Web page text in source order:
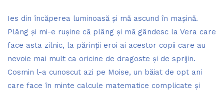
Ies din încăperea luminoasă și mă ascund în mașină.
Plâng și mi-e rușine că plâng și mă gândesc la Vera care
face asta zilnic, la părinții eroi ai acestor copii care au
nevoie mai mult ca oricine de dragoste și de sprijin.
Cosmin l-a cunoscut azi pe Moise, un băiat de opt ani
care face în minte calcule matematice complicate și